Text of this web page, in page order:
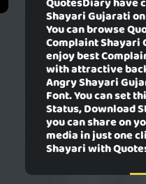
QuotesDiary have
Shayari Gujarati
You can browse
Complaint Shayari
enjoy best
with attractive
Angry Shayari
Font. You can set
Status, Download
you can share on
media in just one
Shayari with